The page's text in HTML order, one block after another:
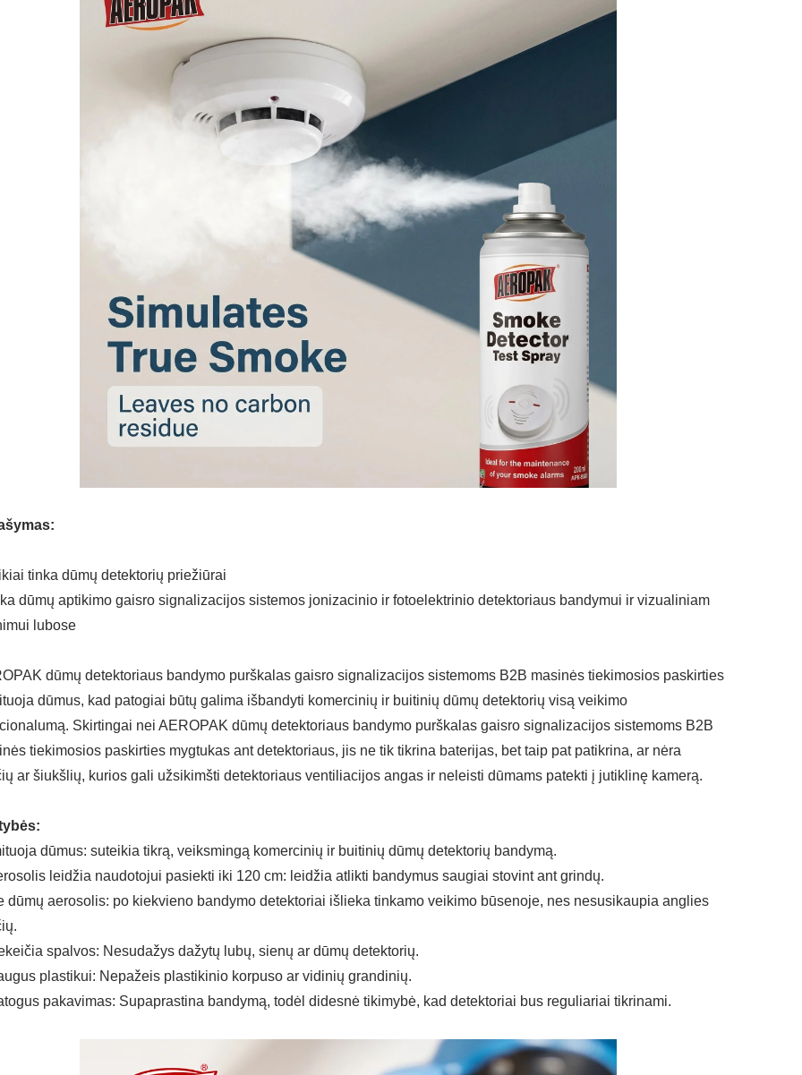
tinka dūmų detektorių priežiūrai
dūmų aptikimo gaisro signalizacijos sistemos jonizacinio ir fotoelektrinio detektoriaus bandymui ir vizualiniam
lubose
dūmų detektoriaus bandymo purškalas gaisro signalizacijos sistemoms B2B masinės tiekimosios paskirties
dūmus, kad patogiai būtų galima išbandyti komercinių ir buitinių dūmų detektorių visą veikimo
Skirtingai nei AEROPAK dūmų detektoriaus bandymo purškalas gaisro signalizacijos sistemoms B2B
tiekimosios paskirties mygtukas ant detektoriaus, jis ne tik tikrina baterijas, bet taip pat patikrina, ar nėra
ar šiukšlių, kurios gali užsikimšti detektoriaus ventiliacijos angas ir neleisti dūmams patekti į jutiklinę kamerą.
dūmus: suteikia tikrą, veiksmingą komercinių ir buitinių dūmų detektorių bandymą.
leidžia naudotojui pasiekti iki 120 cm: leidžia atlikti bandymus saugiai stovint ant grindų.
dūmų aerosolis: po kiekvieno bandymo detektoriai išlieka tinkamo veikimo būsenoje, nes nesusikaupia anglies
spalvos: Nesudažys dažytų lubų, sienų ar dūmų detektorių.
plastikui: Nepažeis plastikinio korpuso ar vidinių grandinių.
pakavimas: Supaprastina bandymą, todėl didesnė tikimybė, kad detektoriai bus reguliariai tikrinami.